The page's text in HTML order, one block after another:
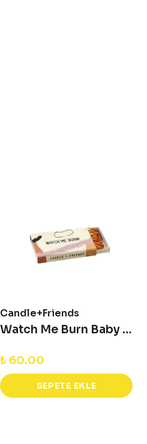
Candle+Friends
Watch Me Burn Baby Kibrit Kutusu
₺ 60.00
SEPETE EKLE